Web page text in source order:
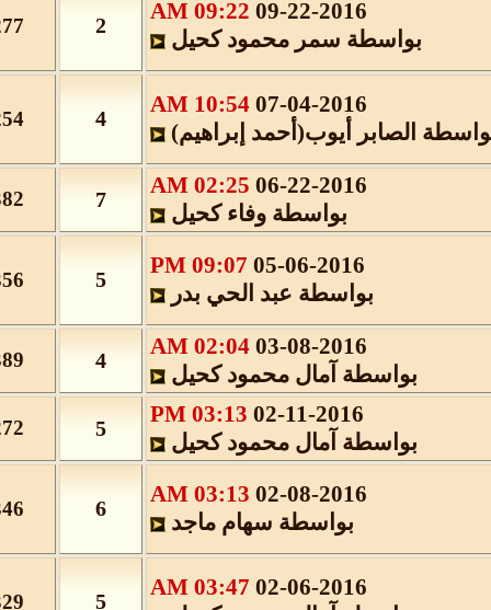
09-22-2016
09:22 AM
بواسطةسمر محمود كحيل
2
07-04-2016
10:54 AM
الصابر أيوب(أحمد إبراهيم)
4
06-22-2016
02:25 AM
بواسطةوفاء كحيل
7
05-06-2016
09:07 PM
بواسطةعبد الحي بدر
5
03-08-2016
02:04 AM
بواسطةآمال محمود كحيل
4
02-11-2016
03:13 PM
بواسطةآمال محمود كحيل
5
02-08-2016
03:13 AM
بواسطةسهام ماجد
6
02-06-2016
03:47 AM
5